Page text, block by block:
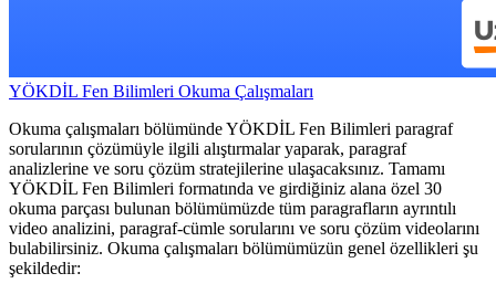
YÖKDİL Fen Bilimleri Okuma Çalışmaları
Okuma çalışmaları bölümünde YÖKDİL Fen Bilimleri paragraf
sorularının çözümüyle ilgili alıştırmalar yaparak, paragraf
analizlerine ve soru çözüm stratejilerine ulaşacaksınız. Tamamı
YÖKDİL Fen Bilimleri formatında ve girdiğiniz alana özel 30
okuma parçası bulunan bölümümüzde tüm paragrafların ayrıntılı
video analizini, paragraf-cümle sorularını ve soru çözüm videolarını
bulabilirsiniz. Okuma çalışmaları bölümümüzün genel özellikleri şu
şekildedir: